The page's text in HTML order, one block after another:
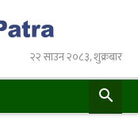
२२ साउन २०८३, शुक्रबार